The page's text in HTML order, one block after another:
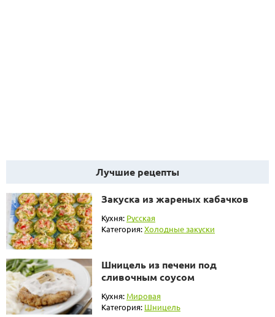
Лучшие рецепты
Закуска из жареных кабачков
Кухня: Русская
Категория:Холодные закуски
Шницель из печени под
сливочным соусом
Кухня: Мировая
Категория: Шницель